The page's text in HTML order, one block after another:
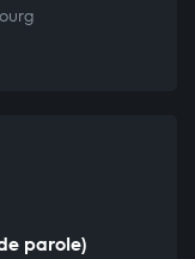
parole)